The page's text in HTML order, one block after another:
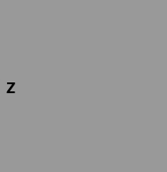
z